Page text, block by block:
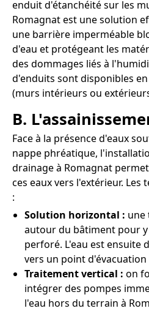
enduit d'étanchéité sur les
Romagnat est une solution
une barrière imperméable
d'eau et protégeant les
des dommages liés à
d'enduits sont disponibles
(murs intérieurs ou
B.
Face à la présence d'eaux
nappe phréatique,
drainage à Romagnat
ces eaux vers l'extérieur.
:
Solution horizontal : une
autour du bâtiment pour
perforé. L'eau est ensuite
vers un point d'évacuation
Traitement vertical : on
intégrer des pompes
l'eau hors du terrain à